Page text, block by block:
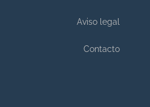
Aviso legal
Contacto